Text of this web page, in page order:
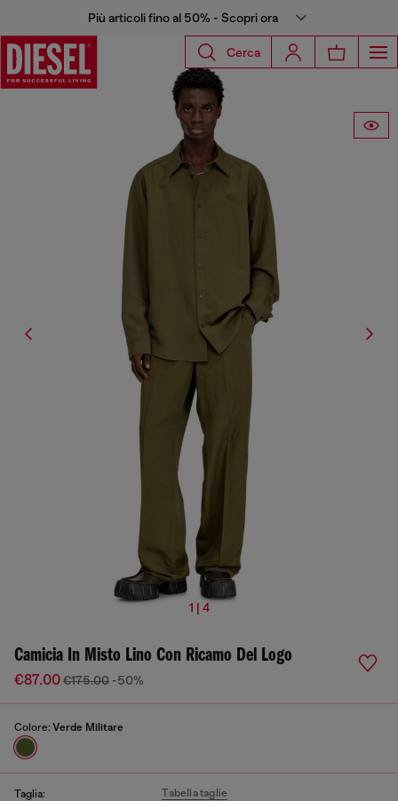
Più articoli fino al 50% - Scopri ora
Cerca
1 | 4
Camicia In Misto Lino Con Ricamo Del Logo
€87.00€175.00 -50%
Colore: Verde Militare
Taglia: Tabella taglie